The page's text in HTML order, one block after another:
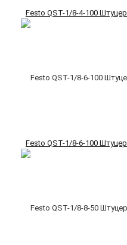
Festo QST-1/8-4-100 Штуцер
Festo QST-1/8-6-100 Штуцер